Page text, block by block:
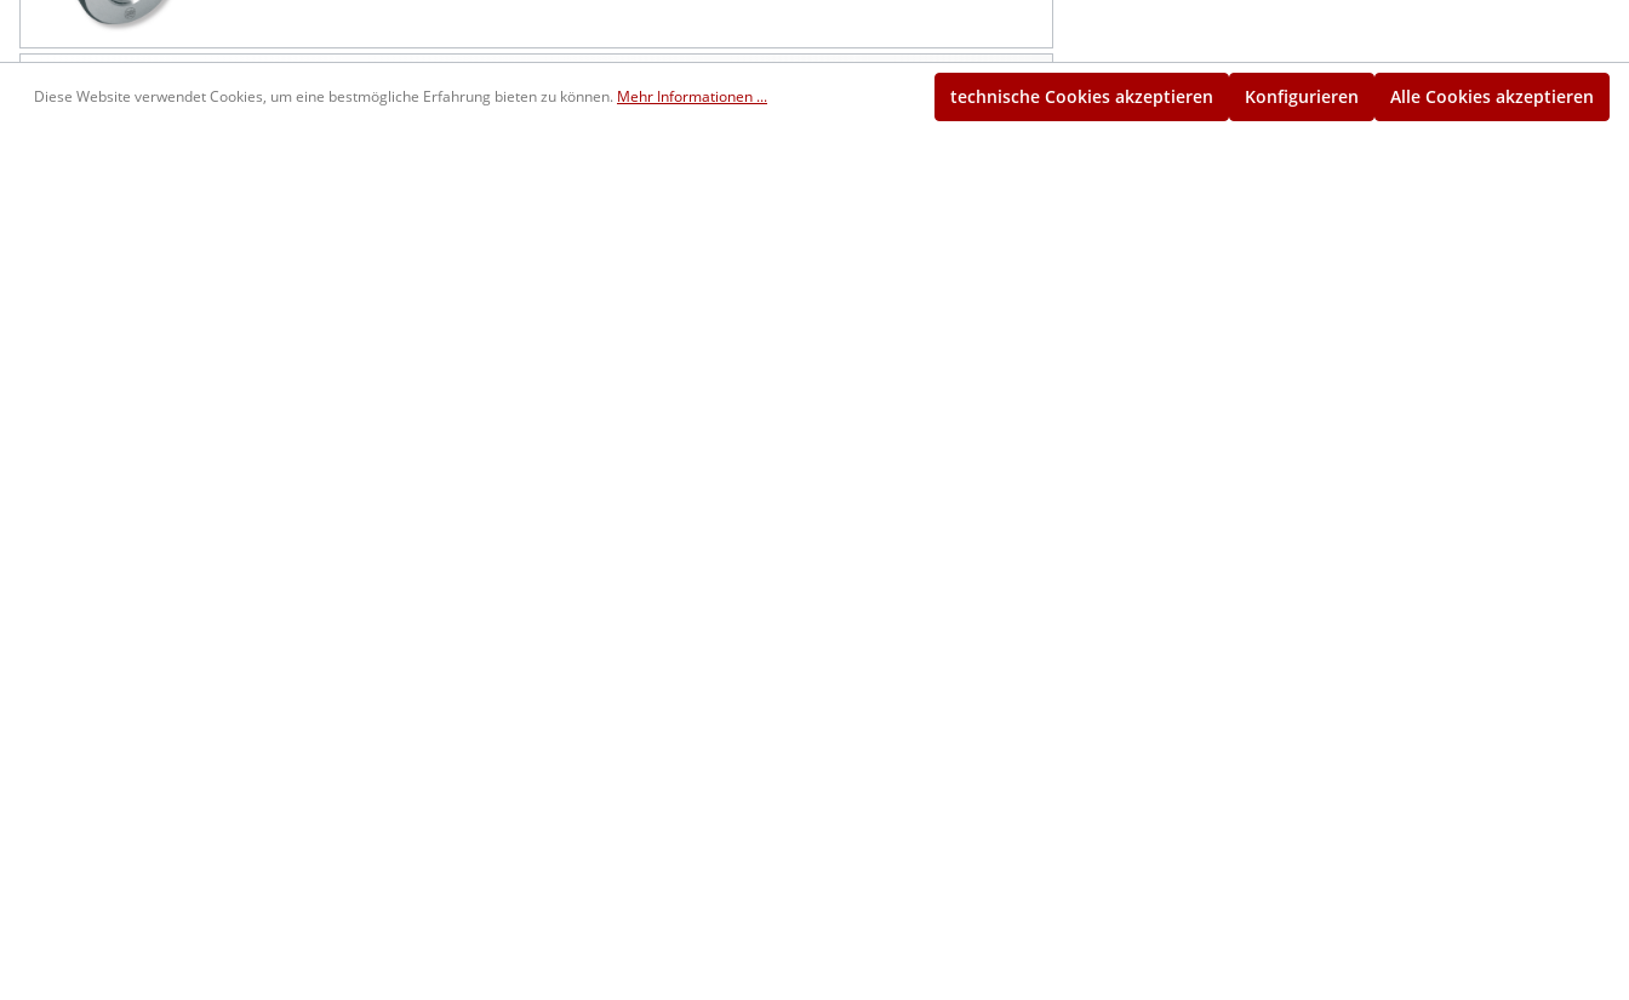
Ausschuss-Gewindelehrring
114,00 €*
Diese Website verwendet Cookies, um eine bestmögliche Erfahrung bieten zu können. Mehr Informationen ... technische Cookies akzeptieren Konfigurieren Alle Cookies akzeptieren